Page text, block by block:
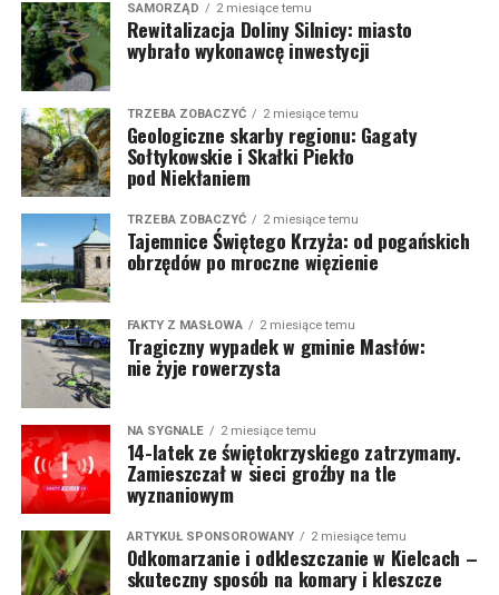
SAMORZĄD 2 miesiące temu
Rewitalizacja Doliny Silnicy: miasto
wybrało wykonawcę inwestycji
TRZEBA ZOBACZYĆ 2 miesiące temu
Geologiczne skarby regionu: Gagaty
Sołtykowskie i Skałki Piekło
pod Niekłaniem
TRZEBA ZOBACZYĆ 2 miesiące temu
Tajemnice Świętego Krzyża: od pogańskich
obrzędów po mroczne więzienie
FAKTY Z MASŁOWA 2 miesiące temu
Tragiczny wypadek w gminie Masłów:
nie żyje rowerzysta
NA SYGNALE 2 miesiące temu
14-latek ze świętokrzyskiego zatrzymany.
Zamieszczał w sieci groźby na tle
wyznaniowym
ARTYKUŁ SPONSOROWANY 2 miesiące temu
Odkomarzanie i odkleszczanie w Kielcach –
skuteczny sposób na komary i kleszcze